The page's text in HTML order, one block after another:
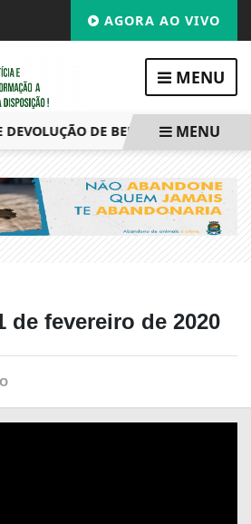
AGORA AO VIVO
MENU
DE BENS EM CASOS DE
MENU
de fevereiro de 2020